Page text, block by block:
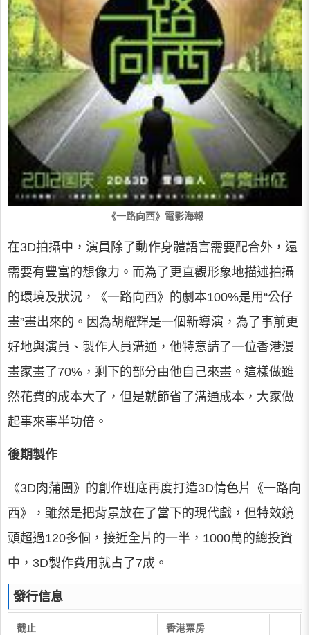
《一路向西》電影海報
在3D拍攝中，演員除了動作身體語言需要配合外，還
需要有豐富的想像力。而為了更直觀形象地描述拍攝
的環境及狀況，《一路向西》的劇本100%是用“公仔
畫”畫出來的。因為胡耀輝是一個新導演，為了事前更
好地與演員、製作人員溝通，他特意請了一位香港漫
畫家畫了70%，剩下的部分由他自己來畫。這樣做雖
然花費的成本大了，但是就節省了溝通成本，大家做
起事來事半功倍。
後期製作
《3D肉蒲團》的創作班底再度打造3D情色片《一路向
西》，雖然是把背景放在了當下的現代戲，但特效鏡
頭超過120多個，接近全片的一半，1000萬的總投資
中，3D製作費用就占了7成。
發行信息
截止 香港票房